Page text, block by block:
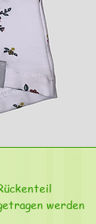
werden